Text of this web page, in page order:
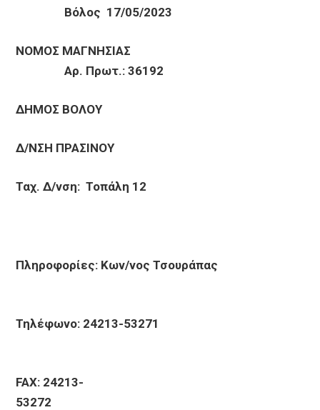
Βόλος 17/05/2023
ΝΟΜΟΣ ΜΑΓΝΗΣΙΑΣ
Αρ. Πρωτ.: 36192
ΔΗΜΟΣ ΒΟΛΟΥ
Δ/ΝΣΗ ΠΡΑΣΙΝΟΥ
Ταχ. Δ/νση: Τοπάλη 12
Πληροφορίες: Κων/νος Τσουράπας
Τηλέφωνο: 24213-53271
FAX: 24213-